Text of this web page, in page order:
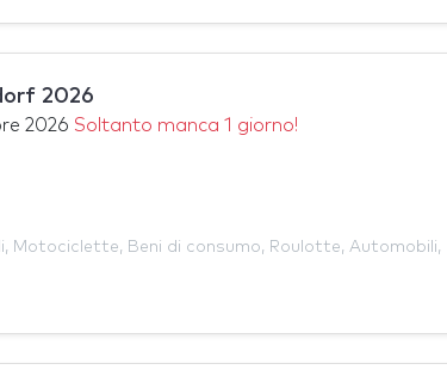
2026
2026 Soltanto manca 1 giorno!
, Motociclette, Beni di consumo, Roulotte, Automobili,